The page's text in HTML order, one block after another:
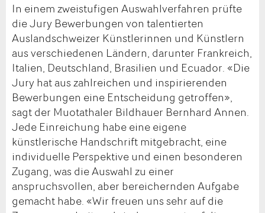
In einem zweistufigen Auswahlverfahren prüfte
die Jury Bewerbungen von talentierten
Auslandschweizer Künstlerinnen und Künstlern
aus verschiedenen Ländern, darunter Frankreich,
Italien, Deutschland, Brasilien und Ecuador. «Die
Jury hat aus zahlreichen und inspirierenden
Bewerbungen eine Entscheidung getroffen»,
sagt der Muotathaler Bildhauer Bernhard Annen.
Jede Einreichung habe eine eigene
künstlerische Handschrift mitgebracht, eine
individuelle Perspektive und einen besonderen
Zugang, was die Auswahl zu einer
anspruchsvollen, aber bereichernden Aufgabe
gemacht habe. «Wir freuen uns sehr auf die